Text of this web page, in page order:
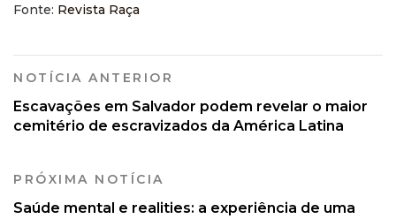
Fonte: Revista Raça
NOTÍCIA ANTERIOR
Escavações em Salvador podem revelar o maior
cemitério de escravizados da América Latina
PRÓXIMA NOTÍCIA
Saúde mental e realities: a experiência de uma